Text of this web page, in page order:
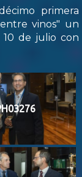
primera
vinos" un
10 de julio con